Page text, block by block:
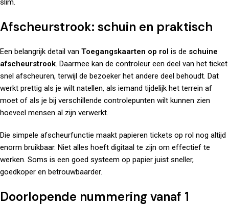
slim.
Afscheurstrook: schuin en praktisch
Een belangrijk detail van Toegangskaarten op rol is de schuine
afscheurstrook. Daarmee kan de controleur een deel van het ticket
snel afscheuren, terwijl de bezoeker het andere deel behoudt. Dat
werkt prettig als je wilt natellen, als iemand tijdelijk het terrein af
moet of als je bij verschillende controlepunten wilt kunnen zien
hoeveel mensen al zijn verwerkt.
Die simpele afscheurfunctie maakt papieren tickets op rol nog altijd
enorm bruikbaar. Niet alles hoeft digitaal te zijn om effectief te
werken. Soms is een goed systeem op papier juist sneller,
goedkoper en betrouwbaarder.
Doorlopende nummering vanaf 1